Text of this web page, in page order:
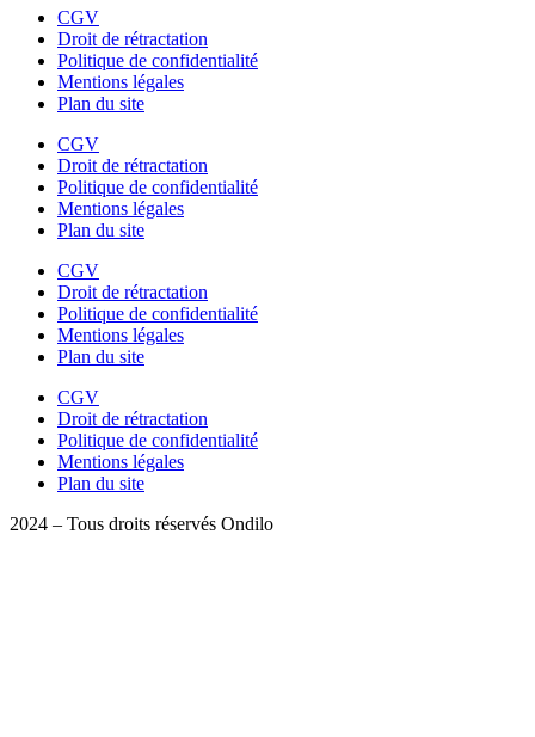
CGV
Droit de rétractation
Politique de confidentialité
Mentions légales
Plan du site
CGV
Droit de rétractation
Politique de confidentialité
Mentions légales
Plan du site
CGV
Droit de rétractation
Politique de confidentialité
Mentions légales
Plan du site
CGV
Droit de rétractation
Politique de confidentialité
Mentions légales
Plan du site
2024 – Tous droits réservés Ondilo